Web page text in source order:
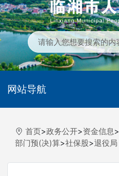
网站导航
首页>政务公开>资金信息>
部门预(决)算>社保股>退役局